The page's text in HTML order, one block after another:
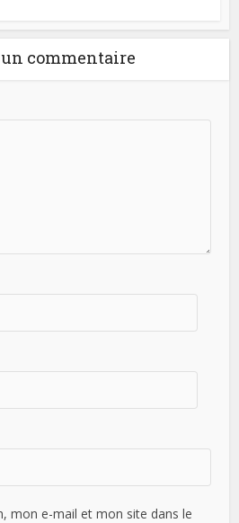
commentaire
mon e-mail et mon site dans le